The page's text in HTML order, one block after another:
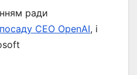
ради
CEO OpenAI, і